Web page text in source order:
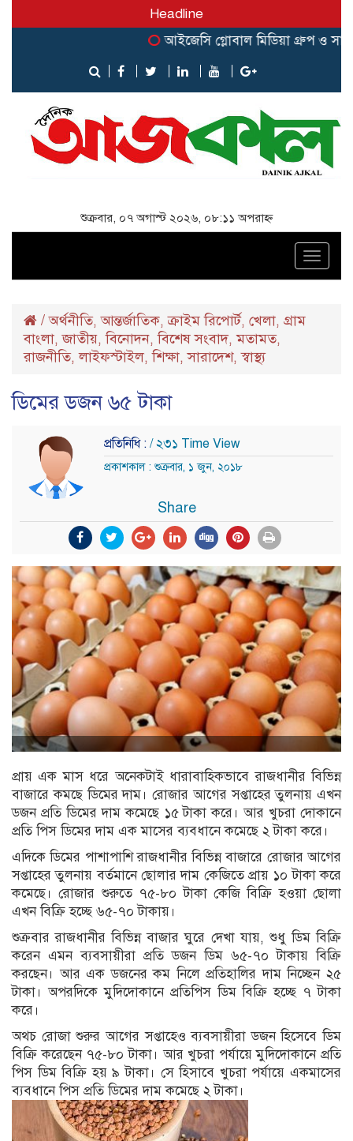
Headline
আইজেসি গ্লোবাল মিডিয়া গ্রুপ ও সার্ক
শুক্রবার, ০৭ অগাস্ট ২০২৬, ০৮:১১ অপরাহ্ন
Toggle
/অর্থনীতি,আন্তর্জাতিক,ক্রাইম রিপোর্ট, খেলা, গ্রাম
বাংলা,জাতীয়,বিনোদন,বিশেষ সংবাদ,মতামত,
রাজনীতি,লাইফস্টাইল,শিক্ষা,সারাদেশ,স্বাস্থ্য
ডিমের ডজন ৬৫ টাকা
প্রতিনিধি : / ২৩১ Time View
প্রকাশকাল : শুক্রবার, ১ জুন, ২০১৮
Share
প্রায় এক মাস ধরে অনেকটাই ধারাবাহিকভাবে রাজধানীর বিভিন্ন
বাজারে কমছে ডিমের দাম। রোজার আগের সপ্তাহের তুলনায় এখন
ডজন প্রতি ডিমের দাম কমেছে ১৫ টাকা করে। আর খুচরা দোকানে
প্রতি পিস ডিমের দাম এক মাসের ব্যবধানে কমেছে ২ টাকা করে।
এদিকে ডিমের পাশাপাশি রাজধানীর বিভিন্ন বাজারে রোজার আগের
সপ্তাহের তুলনায় বর্তমানে ছোলার দাম কেজিতে প্রায় ১০ টাকা করে
কমেছে। রোজার শুরুতে ৭৫-৮০ টাকা কেজি বিক্রি হওয়া ছোলা
এখন বিক্রি হচ্ছে ৬৫-৭০ টাকায়।
শুক্রবার রাজধানীর বিভিন্ন বাজার ঘুরে দেখা যায়, শুধু ডিম বিক্রি
করেন এমন ব্যবসায়ীরা প্রতি ডজন ডিম ৬৫-৭০ টাকায় বিক্রি
করছেন। আর এক ডজনের কম নিলে প্রতিহালির দাম নিচ্ছেন ২৫
টাকা। অপরদিকে মুদিদোকানে প্রতিপিস ডিম বিক্রি হচ্ছে ৭ টাকা
করে।
অথচ রোজা শুরুর আগের সপ্তাহেও ব্যবসায়ীরা ডজন হিসেবে ডিম
বিক্রি করেছেন ৭৫-৮০ টাকা। আর খুচরা পর্যায়ে মুদিদোকানে প্রতি
পিস ডিম বিক্রি হয় ৯ টাকা। সে হিসাবে খুচরা পর্যায়ে একমাসের
ব্যবধানে পিস প্রতি ডিমের দাম কমেছে ২ টাকা।